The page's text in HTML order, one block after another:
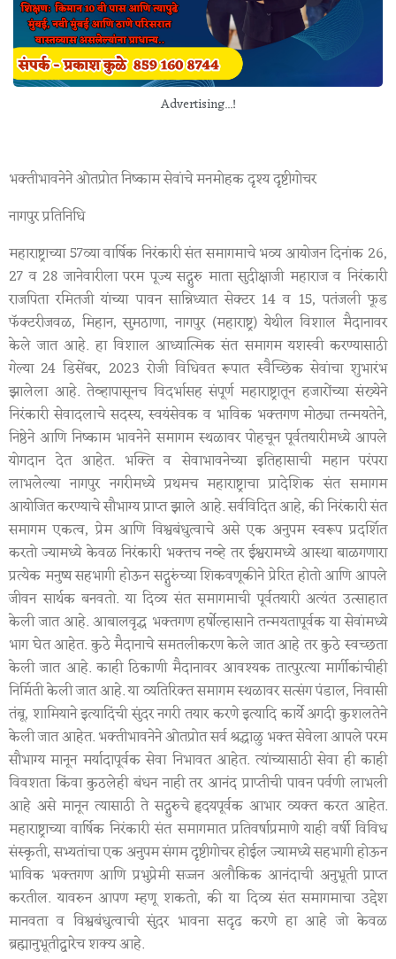
Advertising...!
भक्तीभावनेने ओतप्रोत निष्काम सेवांचे मनमोहक दृश्य दृष्टीगोचर
नागपुर प्रतिनिधि
महाराष्ट्राच्या 57व्या वार्षिक निरंकारी संत समागमाचे भव्य आयोजन दिनांक 26,
27 व 28 जानेवारीला परम पूज्य सद्गुरु माता सुदीक्षाजी महाराज व निरंकारी
राजपिता रमितजी यांच्या पावन सान्निध्यात सेक्टर 14 व 15, पतंजली फूड
फॅक्टरीजवळ, मिहान, सुमठाणा, नागपुर (महाराष्ट्र) येथील विशाल मैदानावर
केले जात आहे. हा विशाल आध्यात्मिक संत समागम यशस्वी करण्यासाठी
गेल्या 24 डिसेंबर, 2023 रोजी विधिवत रूपात स्वैच्छिक सेवांचा शुभारंभ
झालेला आहे. तेव्हापासूनच विदर्भासह संपूर्ण महाराष्ट्रातून हजारोंच्या संख्येने
निरंकारी सेवादलाचे सदस्य, स्वयंसेवक व भाविक भक्तगण मोठ्या तन्मयतेने,
निष्ठेने आणि निष्काम भावनेने समागम स्थळावर पोहचून पूर्वतयारीमध्ये आपले
योगदान देत आहेत. भक्ति व सेवाभावनेच्या इतिहासाची महान परंपरा
लाभलेल्या नागपुर नगरीमध्ये प्रथमच महाराष्ट्राचा प्रादेशिक संत समागम
आयोजित करण्याचे सौभाग्य प्राप्त झाले आहे. सर्वविदित आहे, की निरंकारी संत
समागम एकत्व, प्रेम आणि विश्वबंधुत्वाचे असे एक अनुपम स्वरूप प्रदर्शित
करतो ज्यामध्ये केवळ निरंकारी भक्तच नव्हे तर ईश्वरामध्ये आस्था बाळगणारा
प्रत्येक मनुष्य सहभागी होऊन सद्गुरुंच्या शिकवणूकीने प्रेरित होतो आणि आपले
जीवन सार्थक बनवतो. या दिव्य संत समागमाची पूर्वतयारी अत्यंत उत्साहात
केली जात आहे. आबालवृद्ध भक्तगण हर्षोल्हासाने तन्मयतापूर्वक या सेवांमध्ये
भाग घेत आहेत. कुठे मैदानाचे समतलीकरण केले जात आहे तर कुठे स्वच्छता
केली जात आहे. काही ठिकाणी मैदानावर आवश्यक तात्पुरत्या मार्गीकांचीही
निर्मिती केली जात आहे. या व्यतिरिक्त समागम स्थळावर सत्संग पंडाल, निवासी
तंबू, शामियाने इत्यादिंची सुंदर नगरी तयार करणे इत्यादि कार्ये अगदी कुशलतेने
केली जात आहेत. भक्तीभावनेने ओतप्रोत सर्व श्रद्धाळु भक्त सेवेला आपले परम
सौभाग्य मानून मर्यादापूर्वक सेवा निभावत आहेत. त्यांच्यासाठी सेवा ही काही
विवशता किंवा कुठलेही बंधन नाही तर आनंद प्राप्तीची पावन पर्वणी लाभली
आहे असे मानून त्यासाठी ते सद्गुरुचे हृदयपूर्वक आभार व्यक्त करत आहेत.
महाराष्ट्राच्या वार्षिक निरंकारी संत समागमात प्रतिवर्षाप्रमाणे याही वर्षी विविध
संस्कृती, सभ्यतांचा एक अनुपम संगम दृष्टीगोचर होईल ज्यामध्ये सहभागी होऊन
भाविक भक्तगण आणि प्रभुप्रेमी सज्जन अलौकिक आनंदाची अनुभूती प्राप्त
करतील. यावरुन आपण म्हणू शकतो, की या दिव्य संत समागमाचा उद्देश
मानवता व विश्वबंधुत्वाची सुंदर भावना सदृढ करणे हा आहे जो केवळ
ब्रह्मानुभूतीद्वारेच शक्य आहे.